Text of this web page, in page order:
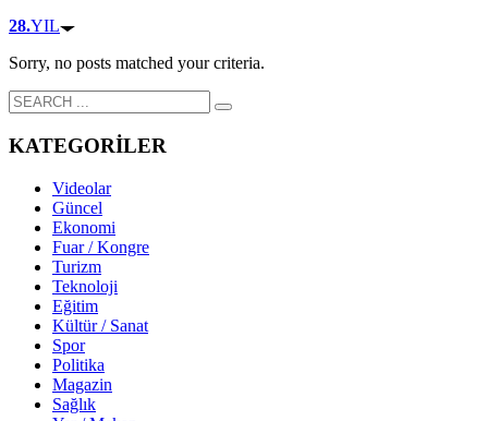
28.YIL
Sorry, no posts matched your criteria.
KATEGORİLER
Videolar
Güncel
Ekonomi
Fuar / Kongre
Turizm
Teknoloji
Eğitim
Kültür / Sanat
Spor
Politika
Magazin
Sağlık